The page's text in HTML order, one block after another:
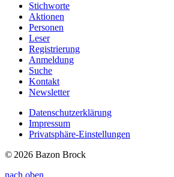
Stichworte
Aktionen
Personen
Leser
Registrierung
Anmeldung
Suche
Kontakt
Newsletter
Datenschutzerklärung
Impressum
Privatsphäre-Einstellungen
© 2026 Bazon Brock